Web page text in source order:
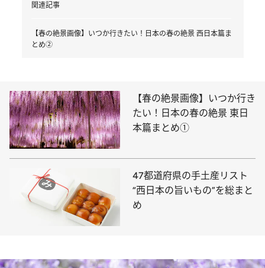
関連記事
【春の絶景画像】いつか行きたい！日本の春の絶景 西日本篇ま
とめ②
【春の絶景画像】いつか行き
たい！日本の春の絶景 東日
本篇まとめ①
47都道府県の手土産リスト
“西日本の旨いもの”を総まと
め